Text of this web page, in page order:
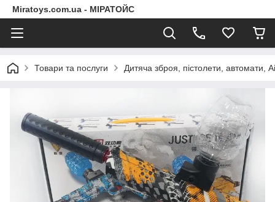
Miratoys.com.ua - МІРАТОЙС
Товари та послуги Дитяча зброя, пістолети, автомати,